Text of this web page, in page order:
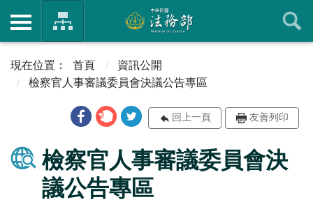
首頁
資訊公開
檢察官人事審議委員會決議公告專區
回上一頁 友善列印
檢察官人事審議委員會決
議公告專區